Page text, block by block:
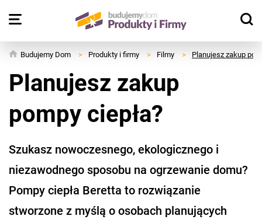
Budujemy Dom > Produkty i firmy > Filmy > Planujesz zakup
Planujesz zakup
pompy ciepła?
Szukasz nowoczesnego, ekologicznego i
niezawodnego sposobu na ogrzewanie domu?
Pompy ciepła Beretta to rozwiązanie
stworzone z myślą o osobach planujących